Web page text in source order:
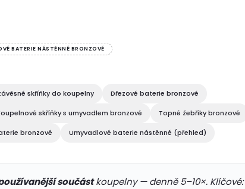
BATERIE NÁSTĚNNÉ BRONZOVÉ
skříňky do koupelny Dřezové baterie bronzové
skříňky s umyvadlem bronzové Topné žebříky bronzové
bronzové Umyvadlové baterie nástěnné (přehled)
součástkoupelny — denně 5–10×. Klíčové: